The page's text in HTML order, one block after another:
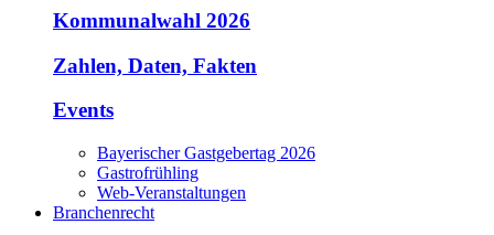
Kommunalwahl 2026
Zahlen, Daten, Fakten
Events
Bayerischer Gastgebertag 2026
Gastrofrühling
Web-Veranstaltungen
Branchenrecht